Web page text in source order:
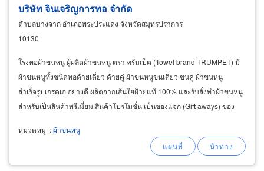
บริษัท จินเจริญการทอ จำกัด
ตำบลบางจาก อำเภอพระประแดง จังหวัดสมุทรปราการ
10130
โรงทอผ้าขนหนู ผู้ผลิตผ้าขนหนู ตรา ทรัมเป็ต (Towel brand TRUMPET) มี
ผ้าขนหนูทั้งชนิดทอด้ายเดี่ยว ด้ายคู่ ผ้าขนหนูขนเดี่ยว ขนคู่ ผ้าขนหนู
สำเร็จรูปเกรดเอ อย่างดี ผลิตจากเส้นใยฝ้ายแท้ 100% และรับสั่งทำผ้าขนหนู
สำหรับเป็นสินค้าพรีเมี่ยม สินค้าโปรโมชั่น เป็นของแจก (Gift aways) ของ
หมวดหมู่ :ผ้าขนหนู